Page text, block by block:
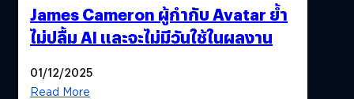
James Cameron ผู้กำกับ Avatar ย้ำ
ไม่ปลื้ม AI และจะไม่มีวันใช้ในผลงาน
01/12/2025
Read More